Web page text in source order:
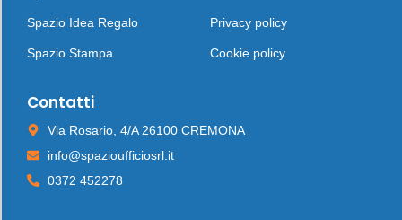
Spazio Idea Regalo
Spazio Stampa
Privacy policy
Cookie policy
Contatti
Via Rosario, 4/A 26100 CREMONA
info@spazioufficiosrl.it
0372 452278